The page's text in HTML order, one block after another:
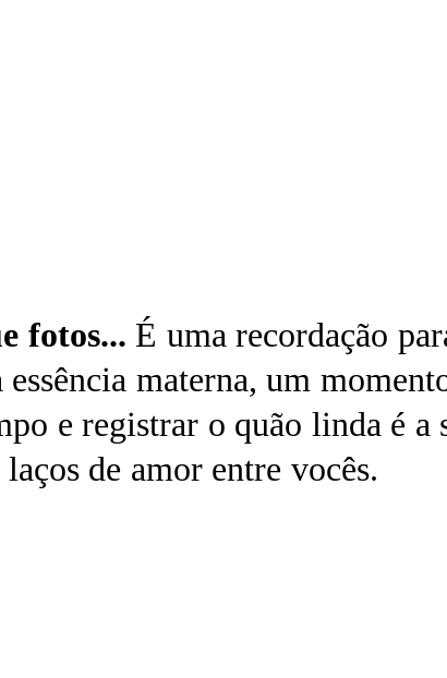
fotos... É uma recordação
essência materna, um
e registrar o quão linda é a
de amor entre vocês.